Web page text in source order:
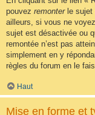
pouvez remonterle sujet
ailleurs, si vous ne
sujet est désactivée ou
remontée n’est pas
simplement en y
règles du forum en le
Haut
Mise en forme et